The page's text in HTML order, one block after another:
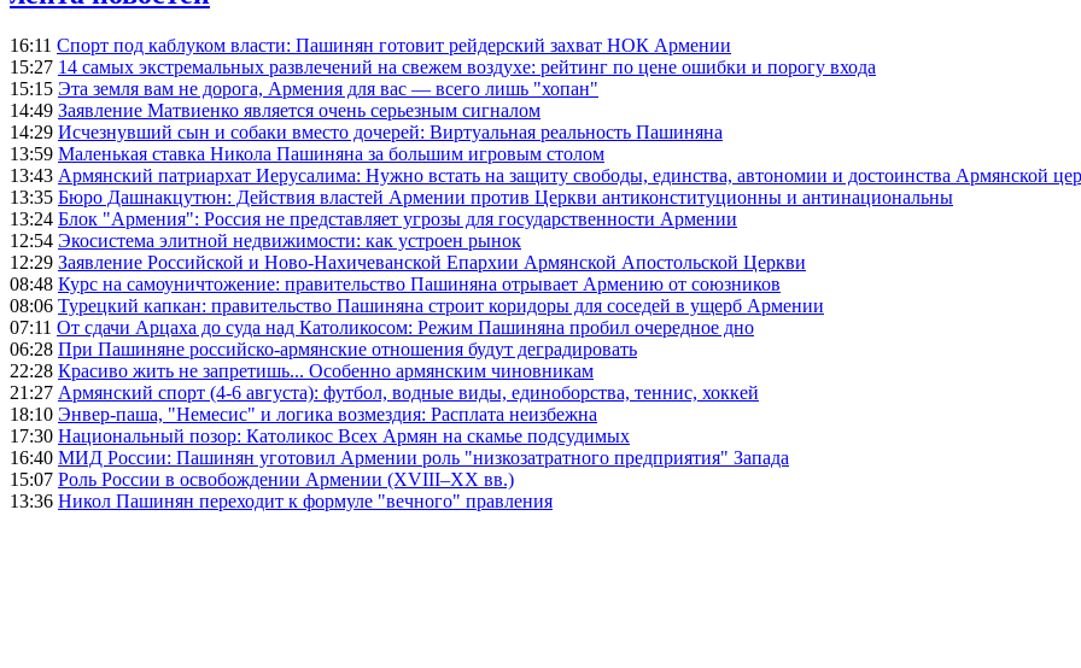
16:11 Спорт под каблуком власти: Пашинян готовит рейдерский захват НОК Армении
15:27 14 самых экстремальных развлечений на свежем воздухе: рейтинг по цене ошибки и порогу входа
15:15 Эта земля вам не дорога, Армения для вас — всего лишь "хопан"
14:49 Заявление Матвиенко является очень серьезным сигналом
14:29 Исчезнувший сын и собаки вместо дочерей: Виртуальная реальность Пашиняна
13:59 Маленькая ставка Никола Пашиняна за большим игровым столом
13:43 Армянский патриархат Иерусалима: Нужно встать на защиту свободы, единства, автономии и достоинства Армянской
13:35 Бюро Дашнакцутюн: Действия властей Армении против Церкви антиконституционны и антинациональны
13:24 Блок "Армения": Россия не представляет угрозы для государственности Армении
12:54 Экосистема элитной недвижимости: как устроен рынок
12:29 Заявление Российской и Ново-Нахичеванской Епархии Армянской Апостольской Церкви
08:48 Курс на самоуничтожение: правительство Пашиняна отрывает Армению от союзников
08:06 Турецкий капкан: правительство Пашиняна строит коридоры для соседей в ущерб Армении
07:11 От сдачи Арцаха до суда над Католикосом: Режим Пашиняна пробил очередное дно
06:28 При Пашиняне российско-армянские отношения будут деградировать
22:28 Красиво жить не запретишь... Особенно армянским чиновникам
21:27 Армянский спорт (4-6 августа): футбол, водные виды, единоборства, теннис, хоккей
18:10 Энвер-паша, "Немесис" и логика возмездия: Расплата неизбежна
17:30 Национальный позор: Католикос Всех Армян на скамье подсудимых
16:40 МИД России: Пашинян уготовил Армении роль "низкозатратного предприятия" Запада
15:07 Роль России в освобождении Армении (XVIII–XX вв.)
13:36 Никол Пашинян переходит к формуле "вечного" правления